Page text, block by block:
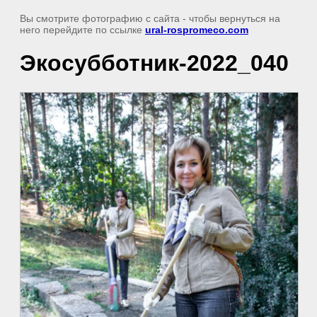
Вы смотрите фотографию с сайта - чтобы вернуться на
него перейдите по ссылке ural-rospromeco.com
Экосубботник-2022_040